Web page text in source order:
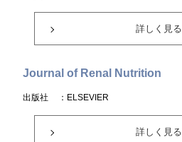
詳しく見る
Journal of Renal Nutrition
出版社 ：ELSEVIER
詳しく見る